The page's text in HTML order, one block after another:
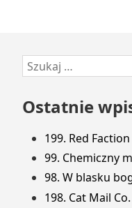
Przejdź
do
stopki
Szukaj:
Ostatnie
199. Red Faction
99. Chemiczny
98. W blasku
198. Cat Mail Co.